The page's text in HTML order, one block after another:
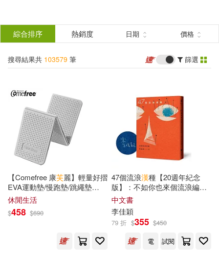
結
篩
分類 (單選)
所有商品(103579)
圖書(74189)
雜誌(2723)
美妝(1726) 服飾(679)
家居生活(2509) 美食(1342)
3C(1958) 家電(264)
設計文具(1638)
作者 (可複選)
尾田榮一郎(327)
本書編寫組(198)
美國迪士尼公司(159)
展開
綜合排序 熱銷度 日期 價格
搜尋結果共 103579 筆 篩選
【Comefree 康芙麗】輕量好摺
EVA運動墊/慢跑墊/跳繩墊
8mm (礦灰色)
休閒生活
$458 $690
47個流浪漢種【20週年紀念
版】：不如你也來個流浪編
號・作者親簽版
中文書
李佳穎
79 折 $355 $450
電
試閱